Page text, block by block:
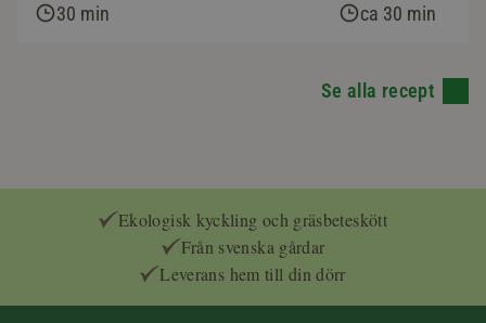
30 min ca 30 min
Se alla recept
Ekologisk kyckling och gräsbeteskött
Från svenska gårdar
Leverans hem till din dörr